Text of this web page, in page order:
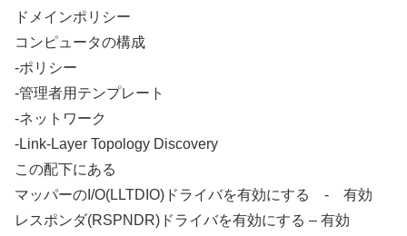
ドメインポリシー
コンピュータの構成
-ポリシー
-管理者用テンプレート
-ネットワーク
-Link-Layer Topology Discovery
この配下にある
マッパーのI/O(LLTDIO)ドライバを有効にする - 有効
レスポンダ(RSPNDR)ドライバを有効にする – 有効